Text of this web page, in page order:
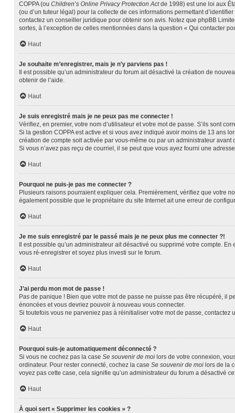
COPPA (ou Children’s Online Privacy Protection Actde 1998) est une loi aux
(ou d’un tuteur légal) pour la collecte de ces informations permettant
contactez un conseiller juridique pour obtenir son avis. Notez que phpBB
sortes, à l’exception de celles mentionnées dans la question « Qui contacter
Haut
Je souhaite m’enregistrer, mais je n’y parviens pas !
Il est possible qu’un administrateur du forum ait désactivé la création de
obtenir de l’aide.
Haut
Je suis enregistré mais je ne peux pas me connecter !
Vérifiez, en premier, votre nom d’utilisateur et votre mot de passe. S’ils sont
Si la gestion COPPA est active et si vous avez indiqué avoir moins de 13 ans
création de compte soit activée par vous-même ou par un administrateur
Si vous n’avez pas reçu de courriel, il se peut que vous ayez fourni une
Haut
Pourquoi ne puis-je pas me connecter ?
Plusieurs raisons pourraient expliquer cela. Premièrement, vérifiez que votre
également possible que le propriétaire du site Internet ait une erreur de
Haut
Je me suis enregistré par le passé mais je ne peux plus me connecter ?!
Il est possible qu’un administrateur ait désactivé ou supprimé votre compte.
vous ré-enregistrer et soyez plus investi sur le forum.
Haut
J’ai perdu mon mot de passe !
Pas de panique ! Bien que votre mot de passe ne puisse pas être récupéré, il
énoncées et vous devriez pouvoir à nouveau vous connecter.
Si toutefois vous ne parveniez pas à réinitialiser votre mot de passe, contactez
Haut
Pourquoi suis-je automatiquement déconnecté ?
Si vous ne cochez pas la case Se souvenir de moilors de votre connexion,
ordinateur. Pour rester connecté, cochez la case Se souvenir de moilors de la
voyez pas cette case, cela signifie qu’un administrateur du forum a désactivé
Haut
À quoi sert « Supprimer les cookies » ?